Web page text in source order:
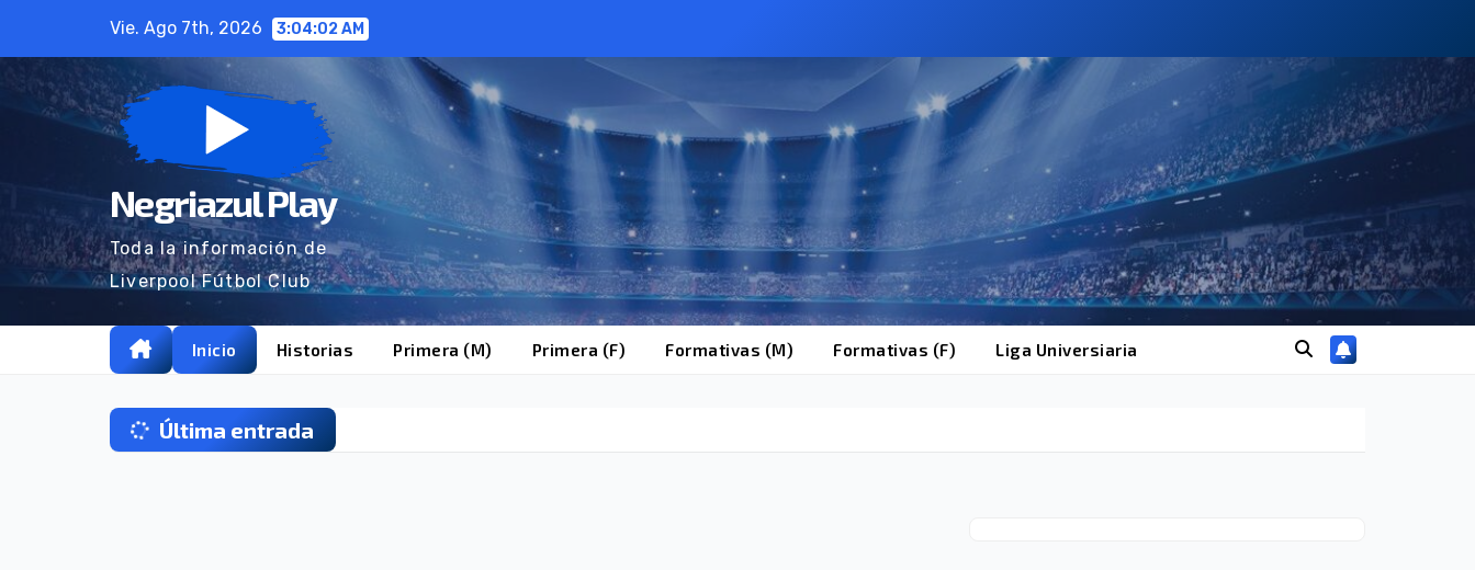
contenido
Vie. Ago 7th, 2026 3:04:03 AM
Negriazul Play
Toda la información de
Liverpool Fútbol Club
Inicio Historias Primera (M) Primera (F) Formativas (M) Formativas (F) Liga Universiaria
Última entrada